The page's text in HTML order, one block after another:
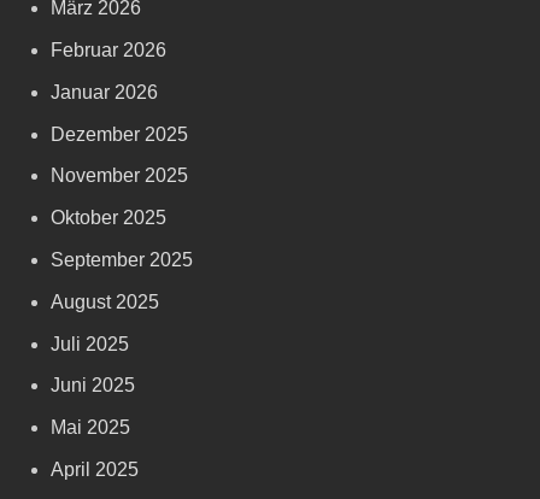
März 2026
Februar 2026
Januar 2026
Dezember 2025
November 2025
Oktober 2025
September 2025
August 2025
Juli 2025
Juni 2025
Mai 2025
April 2025